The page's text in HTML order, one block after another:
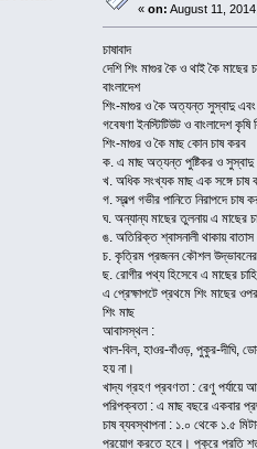
«on: August 11,
চাষাবাদ
দেশি শিং মাগুর কৈ ও থাই কৈ মাছের
বাংলাদেশ
শিং-মাগুর ও কৈ অত্যন্ত সুস্বাদু
গবেষণা ইনস্টিটিউট ও বাংলাদেশ
শিং-মাগুর ও কৈ মাছ কোন চাষ করব
ক. এ মাছ অত্যন্ত পুষ্টিকর ও সুস্বাদু
খ. অধিক সংখ্যক মাছ এক সঙ্গে চাষ
গ. স্বল্প গভীর পানিতে নিরাপদে চাষ
ঘ. অন্যান্য মাছের তুলনায় এ মাছের
ঙ. অতিরিক্ত শ্বাসনালী থাকায়
চ. কৃত্রিম প্রজনন কৌশল উদ্ভাবনের
ছ. রোগীর পথ্য হিসেবে এ মাছের
এ প্রেক্ষাপটে প্রথমে শিং মাছের
শিং মাছ
আবাসস্থল :
খাল-বিল, হাওর-বাঁওড়, পুকুর-দীঘি,
হয় না।
খাদ্য গ্রহণ প্রবণতা : রেণু পর্যায়ে
পরিপক্বতা : এ মাছ বছরে একবার
চাষ ব্যবস্থাপনা : ১.০ থেকে ১.৫
প্রয়োগ করতে হবে। পুকুরে প্রতি